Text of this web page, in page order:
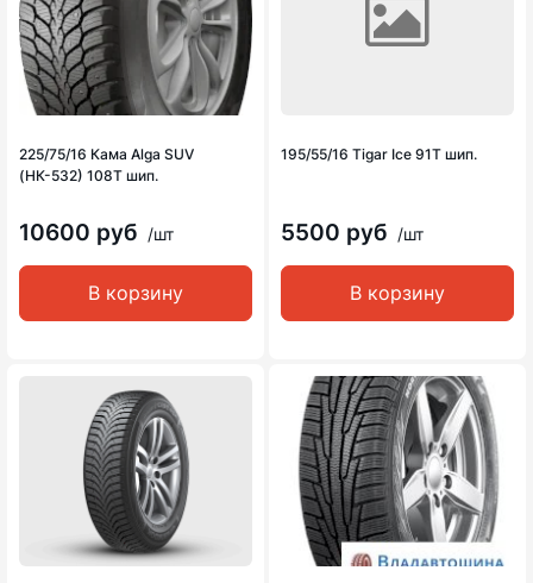
225/75/16 Кама Alga SUV
(НК-532) 108T шип.
10600 руб /шт
В корзину
195/55/16 Tigar Ice 91T шип.
5500 руб /шт
В корзину